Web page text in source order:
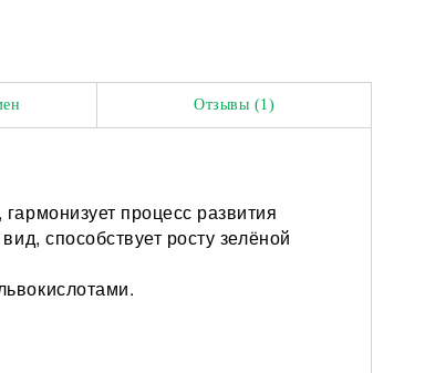
Отзывы (1)
процесс развития
способствует росту зелёной